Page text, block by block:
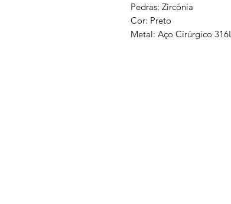
Pedras: Zircónia
Cor: Preto
Metal: Aço Cirúrgico 316L